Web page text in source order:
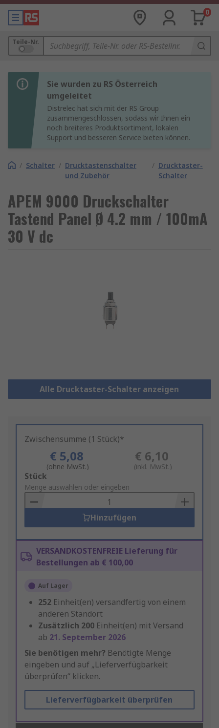
0
Teile-Nr.
Sie wurden zu RS Österreich
umgeleitet
Distrelec hat sich mit der RS Group
zusammengeschlossen, sodass wir Ihnen ein
noch breiteres Produktsortiment, lokalen
Support und besseren Service bieten können.
/ Schalter / Drucktastenschalter
und Zubehör
/ Drucktaster-
Schalter
APEM 9000 Druckschalter
Tastend Panel Ø 4.2 mm / 100mA
30 V dc
Alle Drucktaster-Schalter anzeigen
Zwischensumme (1 Stück)*
€ 5,08
(ohne MwSt.)
€ 6,10
(inkl. MwSt.)
Add
to
Basket
Stück
Menge auswählen oder eingeben
Hinzufügen
VERSANDKOSTENFREIE Lieferung für
Bestellungen ab € 100,00
Auf Lager
252 Einheit(en) versandfertig von einem
anderen Standort
Zusätzlich 200 Einheit(en) mit Versand
ab 21. September 2026
Sie benötigen mehr? Benötigte Menge
eingeben und auf „Lieferverfügbarkeit
überprüfen“ klicken.
Lieferverfügbarkeit überprüfen